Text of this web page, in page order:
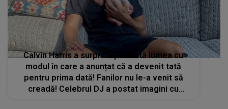
Calvin Harris a surprins pe toată lumea cu
modul în care a anunțat că a devenit tată
pentru prima dată! Fanilor nu le-a venit să
creadă! Celebrul DJ a postat imagini cu